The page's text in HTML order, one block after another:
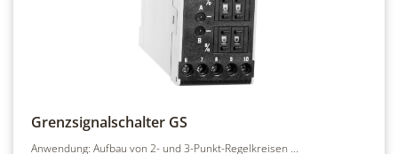
Grenzsignalschalter GS
Anwendung: Aufbau von 2- und 3-Punkt-Regelkreisen ...